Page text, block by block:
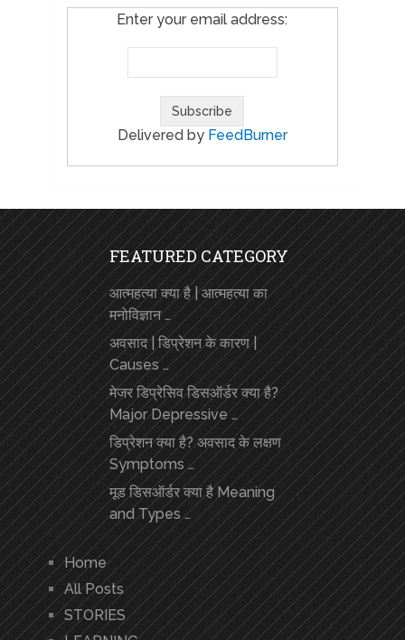
Enter your email address:
Delivered by FeedBurner
FEATURED CATEGORY
आत्महत्या क्या है | आत्महत्या का
मनोविज्ञान …
अवसाद | डिप्रेशन के कारण |
Causes …
मेजर डिप्रेसिव डिसऑर्डर क्या है?
Major Depressive …
डिप्रेशन क्या है? अवसाद के लक्षण
Symptoms …
मूड डिसऑर्डर क्या है Meaning
and Types …
Home
All Posts
STORIES